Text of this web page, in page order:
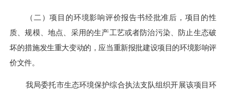
（ 二 ）项目的环境影响评价报告书经批准后，项目的性
质、规模、地点、采用的生产工艺或者防治污染、防止生态破
坏的措施发生重大变动的，应当重新报批建设项目的环境影响评
价文件。
我局委托市生态环境保护综合执法支队组织开展该项目环